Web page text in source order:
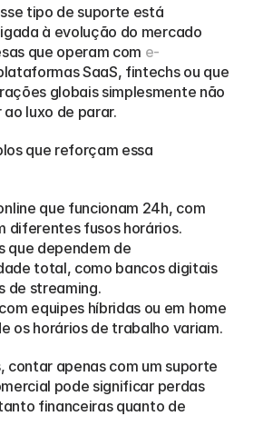
tipo de suporte está
à evolução do mercado
que operam com e-
SaaS, fintechs ou que
globais simplesmente não
luxo de parar.
que reforçam essa
que funcionam 24h, com
diferentes fusos horários.
que dependem de
total, como bancos digitais
de streaming.
equipes híbridas ou em home
os horários de trabalho variam.
contar apenas com um suporte
pode significar perdas
financeiras quanto de